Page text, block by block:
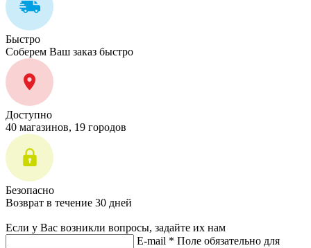
Быстро
Соберем Ваш заказ быстро
Доступно
40 магазинов, 19 городов
Безопасно
Возврат в течение 30 дней
Если у Вас возникли вопросы, задайте их нам
E-mail * Поле обязательно для